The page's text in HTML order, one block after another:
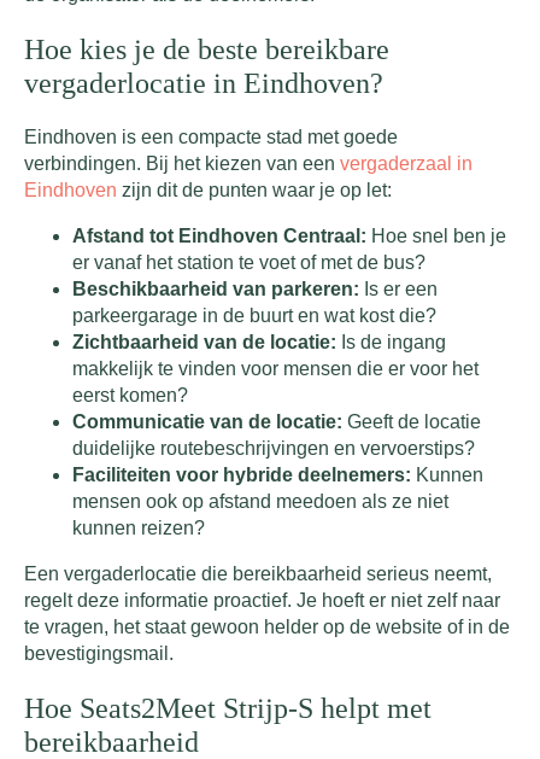
Hoe kies je de beste bereikbare
vergaderlocatie in Eindhoven?
Eindhoven is een compacte stad met goede
verbindingen. Bij het kiezen van een vergaderzaal in
Eindhoven zijn dit de punten waar je op let:
Afstand tot Eindhoven Centraal: Hoe snel ben je
er vanaf het station te voet of met de bus?
Beschikbaarheid van parkeren: Is er een
parkeergarage in de buurt en wat kost die?
Zichtbaarheid van de locatie: Is de ingang
makkelijk te vinden voor mensen die er voor het
eerst komen?
Communicatie van de locatie: Geeft de locatie
duidelijke routebeschrijvingen en vervoerstips?
Faciliteiten voor hybride deelnemers: Kunnen
mensen ook op afstand meedoen als ze niet
kunnen reizen?
Een vergaderlocatie die bereikbaarheid serieus neemt,
regelt deze informatie proactief. Je hoeft er niet zelf naar
te vragen, het staat gewoon helder op de website of in de
bevestigingsmail.
Hoe Seats2Meet Strijp-S helpt met
bereikbaarheid